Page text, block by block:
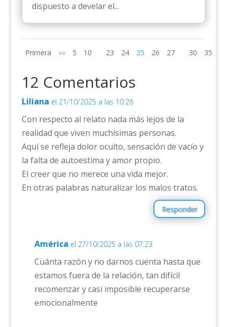
dispuesto a develar el...
Primera «« 5 10 23 24 25 26 27 30 35
12 Comentarios
Liliana el 21/10/2025 a las 10:26
Con respecto al relato nada más lejos de la
realidad que viven muchísimas personas.
Aquí se refleja dolor oculto, sensación de vacío y
la falta de autoestima y amor propio.
El creer que no merece una vida mejor.
En otras palabras naturalizar los malos tratos.
Responder
América el 27/10/2025 a las 07:23
Cuánta razón y no darnos cuenta hasta que
estamos fuera de la relación, tan difícil
recomenzar y casi imposible recuperarse
emocionalmente